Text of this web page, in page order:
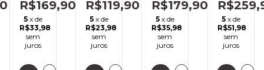
R$169,90
5 x de
R$33,98
sem
juros
R$119,90
5 x de
R$23,98
sem
juros
R$179,90
5 x de
R$35,98
sem
juros
5 x de
R$51,98
sem
juros